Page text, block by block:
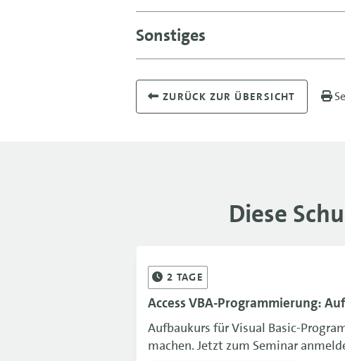
Sonstiges
ZURÜCK ZUR ÜBERSICHT
Diese
2 TAGE
Access VBA-Programmierung:
Aufbaukurs für Visual Basic-
machen. Jetzt zum Seminar